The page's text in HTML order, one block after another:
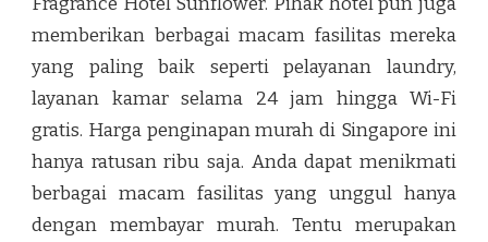
memberikan berbagai macam fasilitas mereka
yang paling baik seperti pelayanan laundry,
layanan kamar selama 24 jam hingga Wi-Fi
gratis. Harga penginapan murah di Singapore ini
hanya ratusan ribu saja. Anda dapat menikmati
berbagai macam fasilitas yang unggul hanya
dengan membayar murah. Tentu merupakan